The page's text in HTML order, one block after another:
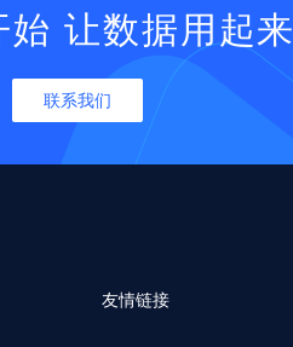
始 让数据用起来
联系我们
友情链接